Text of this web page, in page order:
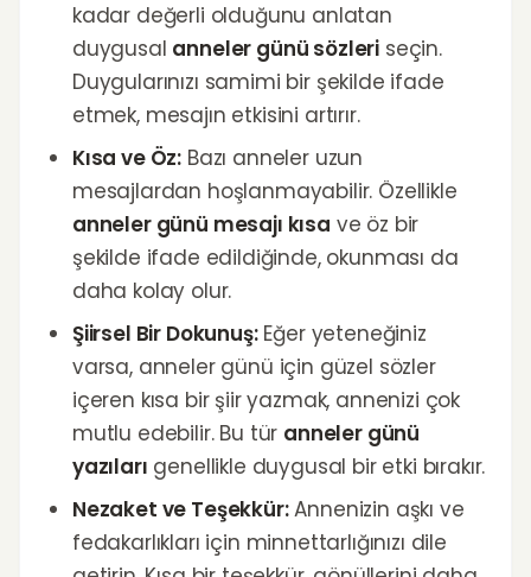
kadar değerli olduğunu anlatan
duygusal anneler günü sözleri seçin.
Duygularınızı samimi bir şekilde ifade
etmek, mesajın etkisini artırır.
Kısa ve Öz: Bazı anneler uzun
mesajlardan hoşlanmayabilir. Özellikle
anneler günü mesajı kısa ve öz bir
şekilde ifade edildiğinde, okunması da
daha kolay olur.
Şiirsel Bir Dokunuş:Eğer yeteneğiniz
varsa, anneler günü için güzel sözler
içeren kısa bir şiir yazmak, annenizi çok
mutlu edebilir. Bu tür anneler günü
yazıları genellikle duygusal bir etki bırakır.
Nezaket ve Teşekkür:Annenizin aşkı ve
fedakarlıkları için minnettarlığınızı dile